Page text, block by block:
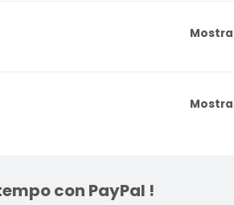
Mostra
Mostra
con PayPal !